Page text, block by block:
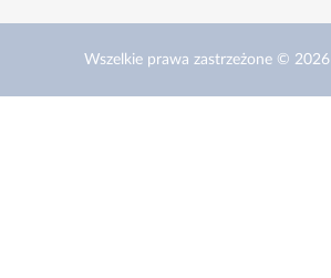
Wszelkie prawa zastrzeżone © 2026